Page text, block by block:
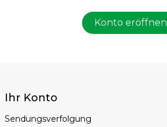
Konto eröffnen
Ihr Konto
Sendungsverfolgung